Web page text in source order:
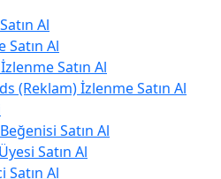
Al
Satın Al
Satın Al
(Reklam) İzlenme Satın Al
Satın Al
Satın Al
Satın Al